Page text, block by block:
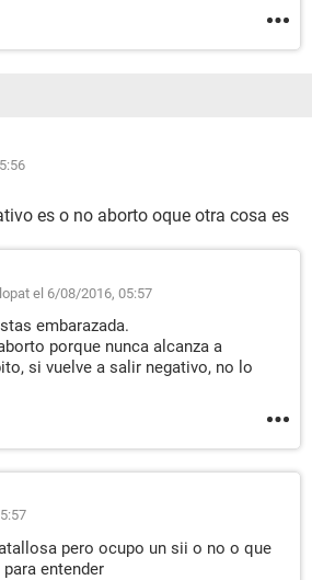
es o no aborto oque otra cosa es
el 6/08/2016, 05:57
embarazada.
porque nunca alcanza a
si vuelve a salir negativo, no lo
pero ocupo un sii o no o que
entender